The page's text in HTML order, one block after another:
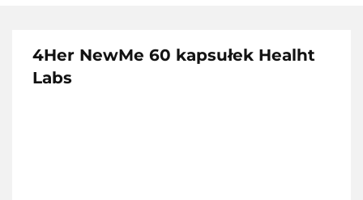
4Her NewMe 60 kapsułek Healht
Labs